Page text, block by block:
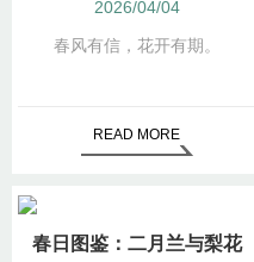
2026/04/04
春风有信，花开有期。
READ MORE
春日图鉴：二月兰与梨花